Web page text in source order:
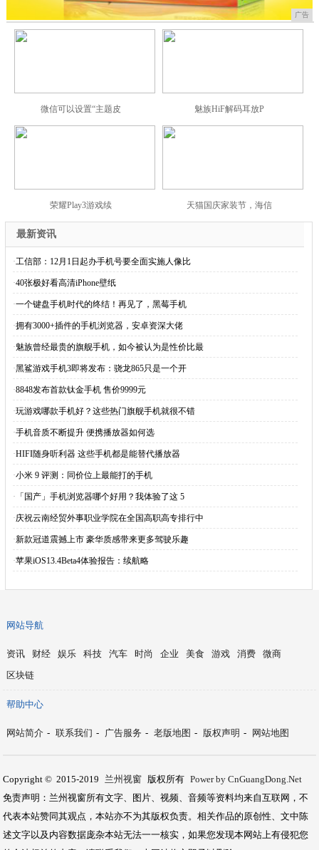
广告
微信可以设置“主题皮 魅族HiF解码耳放P
荣耀Play3游戏续 天猫国庆家装节，海信
最新资讯
·工信部：12月1日起办手机号要全面实施人像比
·40张极好看高清iPhone壁纸
·一个键盘手机时代的终结！再见了，黑莓手机
·拥有3000+插件的手机浏览器，安卓资深大佬
·魅族曾经最贵的旗舰手机，如今被认为是性价比最
·黑鲨游戏手机3即将发布：骁龙865只是一个开
·8848发布首款钛金手机 售价9999元
·玩游戏哪款手机好？这些热门旗舰手机就很不错
·手机音质不断提升 便携播放器如何选
·HIFI随身听利器 这些手机都是能替代播放器
·小米 9 评测：同价位上最能打的手机
· 「国产」手机浏览器哪个好用？我体验了这 5
·庆祝云南经贸外事职业学院在全国高职高专排行中
·新款冠道震撼上市 豪华质感带来更多驾驶乐趣
·苹果iOS13.4Beta4体验报告：续航略
网站导航
资讯 财经 娱乐 科技 汽车 时尚 企业 美食 游戏 消费
微商
区块链
帮助中心
网站简介 - 联系我们 - 广告服务 - 老版地图 - 版权声明 - 网站地图
Copyright © 2015-2019 兰州视窗 版权所有 Power by CnGuangDong.Net
免责声明：兰州视窗所有文字、图片、视频、音频等资料均来自互联网，不
代表本站赞同其观点，本站亦不为其版权负责。相关作品的原创性、文中陈
述文字以及内容数据庞杂本站无法一一核实，如果您发现本网站上有侵犯您